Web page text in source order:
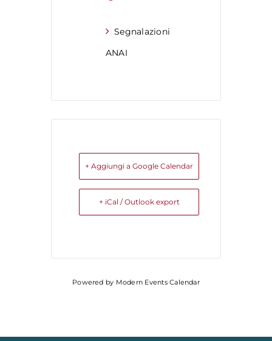
Segnalazioni
ANAI
+ Aggiungi a Google Calendar
+ iCal / Outlook export
Powered by Modern Events Calendar